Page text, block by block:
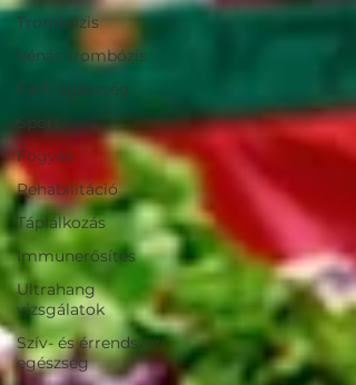
Trombózis
Vénás trombózis
Férfi egészség
Sport
Fogyás
Rehabilitáció
Táplálkozás
Immunerősítés
Ultrahang
vizsgálatok
Szív- és érrendszeri
egészség